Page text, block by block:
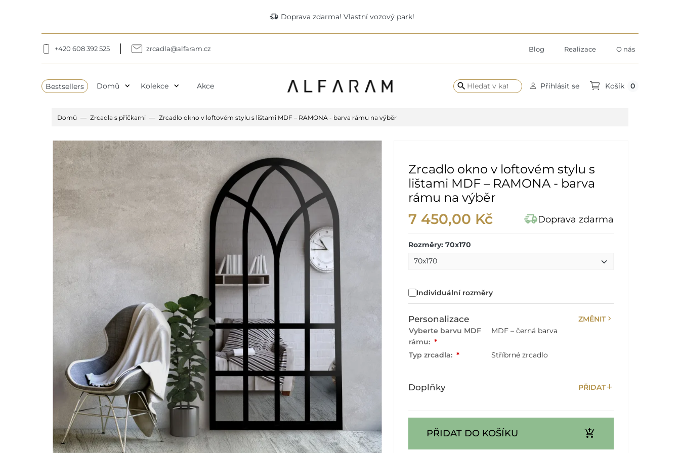
delivery_truck_speed Doprava zdarma! Vlastní vozový park!
+420 608 392 525 zrcadla@alfaram.cz Blog Realizace O nás
Bestsellers Domů expand_more Kolekce expand_more Akce search Přihlásit se Košík 0
Domů Zrcadla s příčkami Zrcadlo okno v loftovém stylu s lištami MDF – RAMONA - barva rámu na výběr
Zrcadlo okno v loftovém stylu s
lištami MDF – RAMONA - barva
rámu na výběr
7 450,00 Kč delivery_truck_speedDoprava zdarma
Rozměry: 70x170
Individuální rozměry
Personalizace ZMĚNITchevron_right
Vyberte barvu MDF
rámu: *
MDF – černá barva
Typ zrcadla: * Stříbrné zrcadlo
Doplňky PŘIDATadd
PŘIDAT DO KOŠÍKU add_shopping_cart